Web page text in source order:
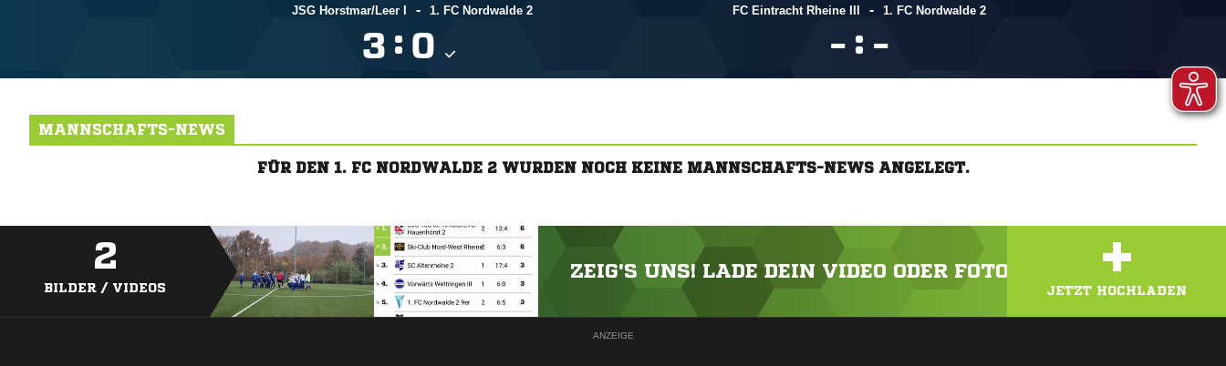
JSG Horstmar/​Leer I
- 1. FC Nordwalde 2
 : 
FC Eintracht Rheine III
- 1. FC Nordwalde 2
 : 
MANNSCHAFTS-NEWS
FÜR DEN 1. FC NORDWALDE 2 WURDEN NOCH KEINE MANNSCHAFTS-NEWS ANGELEGT.
2
BILDER / VIDEOS
ZEIG'S UNS! LADE DEIN VIDEO ODER FOTO HOCH! +
JETZT HOCHLADEN
ANZEIGE